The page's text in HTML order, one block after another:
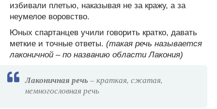
избивали плетью, наказывая не за кражу, а за
неумелое воровство.
Юных спартанцев учили говорить кратко, давать
меткие и точные ответы. (такая речь называется
лаконичной – по названию области Лакония)
Лаконичная речь – краткая, сжатая,
немногословная речь